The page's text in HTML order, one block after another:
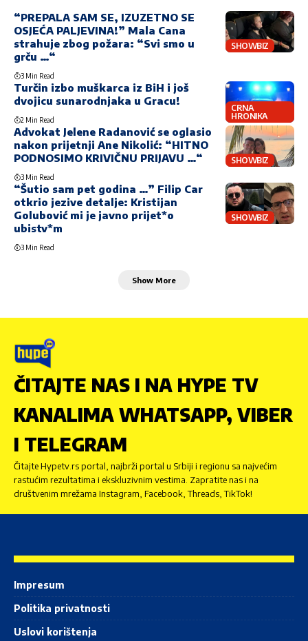
SHOWBIZ
“PREPALA SAM SE, IZUZETNO SE
OSJEĆA PALJEVINA!” Mala Cana
strahuje zbog požara: “Svi smo u
grču …“
3 Min Read
CRNA
HRONIKA
Turčin izbo muškarca iz BiH i još
dvojicu sunarodnjaka u Gracu!
2 Min Read
SHOWBIZ
Advokat Jelene Radanović se oglasio
nakon prijetnji Ane Nikolić: “HITNO
PODNOSIMO KRIVIČNU PRIJAVU …“
3 Min Read
SHOWBIZ
“Šutio sam pet godina …” Filip Car
otkrio jezive detalje: Kristijan
Golubović mi je javno prijet*o
ubistv*m
3 Min Read
Show More
ČITAJTE NAS I NA HYPE TV
KANALIMA WHATSAPP, VIBER
I TELEGRAM
Čitajte Hypetv.rs portal, najbrži portal u Srbiji i regionu sa najvećim
rastućim rezultatima i ekskluzivnim vestima. Zapratite nas i na
društvenim mrežama Instagram, Facebook, Threads, TikTok!
Impresum
Politika privatnosti
Uslovi korištenja